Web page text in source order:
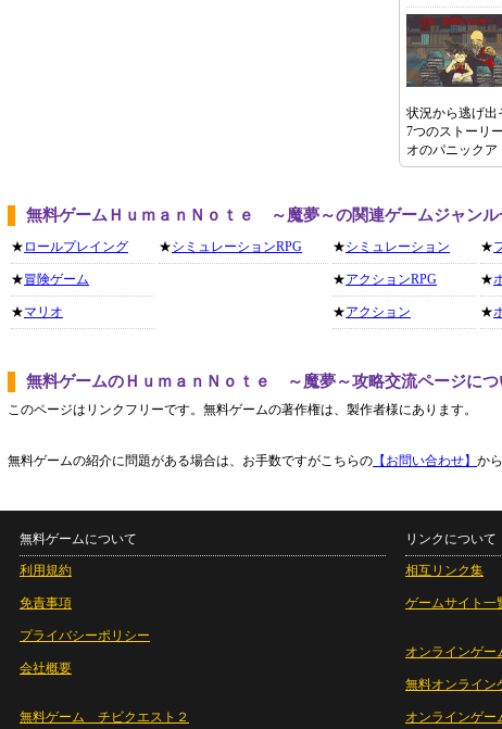
状況から逃げ出
7つのストーリ
オのパニック
無料ゲームＨｕｍａｎＮｏｔｅ ～魔夢～の関連ゲームジャンル
★ ロールプレイング
★冒険ゲーム
★マリオ
★シミュレーションRPG ★シミュレーション
★アクションRPG
★アクション
★
★
★
無料ゲームのＨｕｍａｎＮｏｔｅ ～魔夢～攻略交流ページにつ
このページはリンクフリーです。無料ゲームの著作権は、製作者様にあります。
無料ゲームの紹介に問題がある場合は、お手数ですがこちらの 【お問い合わせ】 か
無料ゲームについて
利用規約
免責事項
プライバシーポリシー
会社概要
無料ゲーム チビクエスト２
リンクについて
相互リンク集
ゲームサイト一
オンラインゲー
無料オンライン
オンラインゲー